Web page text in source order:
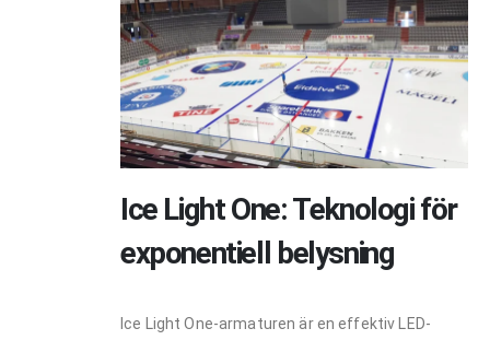
Ice Light One: Teknologi för
exponentiell belysning
Ice Light One-armaturen är en effektiv LED-